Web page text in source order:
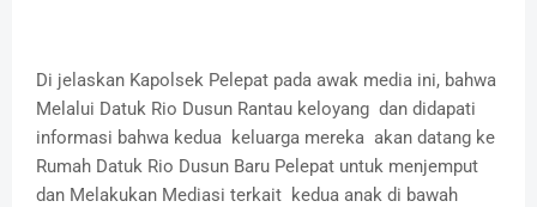
Di jelaskan Kapolsek Pelepat pada awak media ini, bahwa
Melalui Datuk Rio Dusun Rantau keloyang dan didapati
informasi bahwa kedua keluarga mereka akan datang ke
Rumah Datuk Rio Dusun Baru Pelepat untuk menjemput
dan Melakukan Mediasi terkait kedua anak di bawah